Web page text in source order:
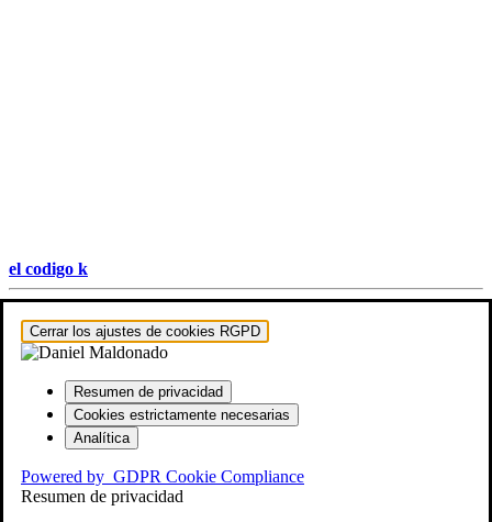
el codigo k
Hestia | Desarrollado porThemeIsle
Cerrar los ajustes de cookies RGPD
Resumen de privacidad
Cookies estrictamente necesarias
Analítica
Powered by GDPR Cookie Compliance
Resumen de privacidad